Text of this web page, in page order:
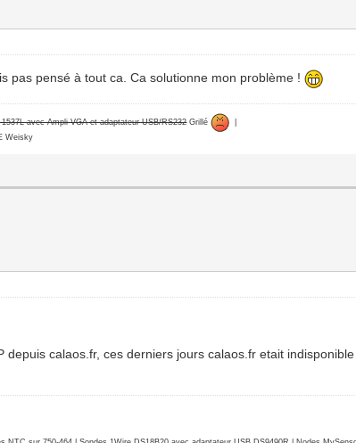
pas pensé à tout ca. Ca solutionne mon problème !
avec Ampli VGA et adaptateur USB/RS232Grillé
Weisky
calaos.fr, ces derniers jours calaos.fr etait